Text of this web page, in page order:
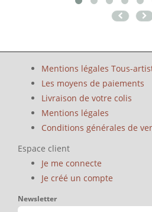
Mentions légales Tous-
Les moyens de paiements
Livraison de votre colis
Mentions légales
Conditions générales de
Espace client
Je me connecte
Je créé un compte
Newsletter